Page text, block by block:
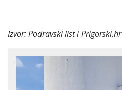
Izvor: Podravski list i Prigorski.hr